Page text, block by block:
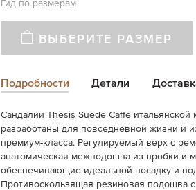
Гид по размерам
ВЫБЕРИТЕ РАЗМЕР
Подробности
Сандалии Thesis Suede Caffe итальянской
разработаны для повседневной жизни и
премиум-класса. Регулируемый верх с
анатомическая межподошва из пробки и
обеспечивающие идеальной посадку и
Противоскользящая резиновая подошва
Детали